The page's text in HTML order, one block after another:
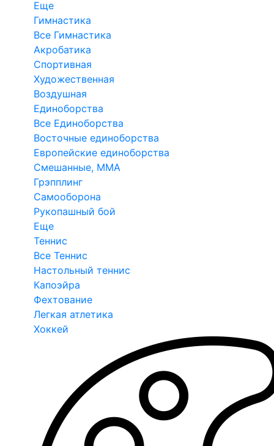
Еще
Гимнастика
Все Гимнастика
Акробатика
Спортивная
Художественная
Воздушная
Единоборства
Все Единоборства
Восточные единоборства
Европейские единоборства
Смешанные, ММА
Грэпплинг
Самооборона
Рукопашный бой
Еще
Теннис
Все Теннис
Настольный теннис
Капоэйра
Фехтование
Легкая атлетика
Хоккей